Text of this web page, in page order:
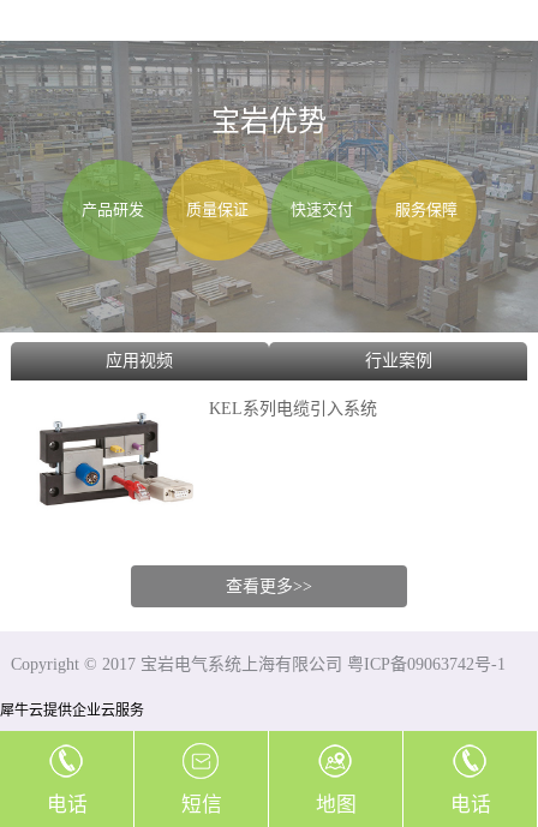
宝岩优势
产品研发 质量保证 快速交付 服务保障
应用视频 行业案例
KEL系列电缆引入系统
查看更多>>
Copyright © 2017 宝岩电气系统上海有限公司 粤ICP备09063742号-1
犀牛云提供企业云服务
电话 短信 地图 电话